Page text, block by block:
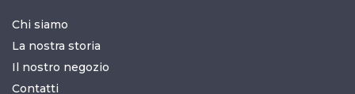
Chi siamo
La nostra storia
Il nostro negozio
Contatti